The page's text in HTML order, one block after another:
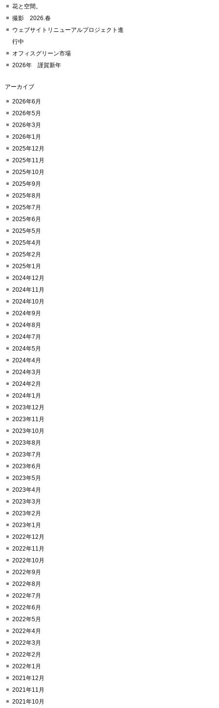
花と空間。
撮影 2026.春
ウェブサイトリニューアルプロジェクト進
行中
オフィスグリーン市場
2026年 謹賀新年
アーカイブ
2026年6月
2026年5月
2026年3月
2026年1月
2025年12月
2025年11月
2025年10月
2025年9月
2025年8月
2025年7月
2025年6月
2025年5月
2025年4月
2025年2月
2025年1月
2024年12月
2024年11月
2024年10月
2024年9月
2024年8月
2024年7月
2024年5月
2024年4月
2024年3月
2024年2月
2024年1月
2023年12月
2023年11月
2023年10月
2023年8月
2023年7月
2023年6月
2023年5月
2023年4月
2023年3月
2023年2月
2023年1月
2022年12月
2022年11月
2022年10月
2022年9月
2022年8月
2022年7月
2022年6月
2022年5月
2022年4月
2022年3月
2022年2月
2022年1月
2021年12月
2021年11月
2021年10月